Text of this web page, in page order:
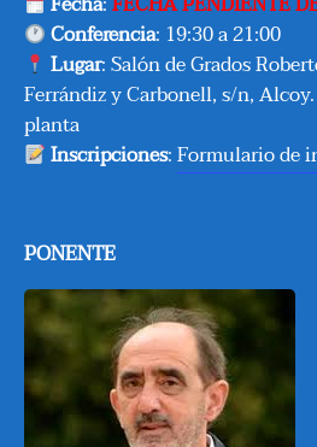
Conferencia: 19:30 a 21:00
Lugar:Salón de Grados
Ferrándiz y Carbonell, s/n,
planta
Inscripciones:Formulario de
PONENTE